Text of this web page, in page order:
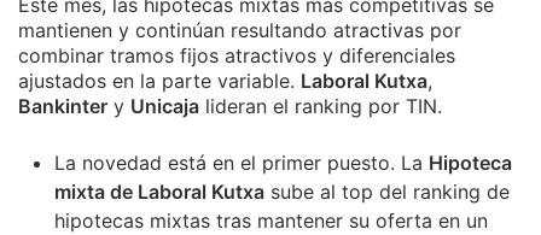
Este mes, las hipotecas mixtas más competitivas se
mantienen y continúan resultando atractivas por
combinar tramos fijos atractivos y diferenciales
ajustados en la parte variable. Laboral Kutxa,
Bankinter y Unicaja lideran el ranking por TIN.
La novedad está en el primer puesto. La Hipoteca
mixta de Laboral Kutxa sube al top del ranking de
hipotecas mixtas tras mantener su oferta en un